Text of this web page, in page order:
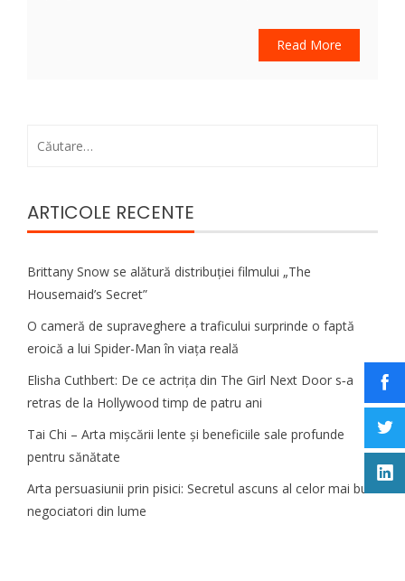
Read More
ARTICOLE RECENTE
Brittany Snow se alătură distribuției filmului „The
Housemaid’s Secret”
O cameră de supraveghere a traficului surprinde o faptă
eroică a lui Spider-Man în viața reală
Elisha Cuthbert: De ce actrița din The Girl Next Door s‑a
retras de la Hollywood timp de patru ani
Tai Chi – Arta mișcării lente și beneficiile sale profunde
pentru sănătate
Arta persuasiunii prin pisici: Secretul ascuns al celor mai buni
negociatori din lume